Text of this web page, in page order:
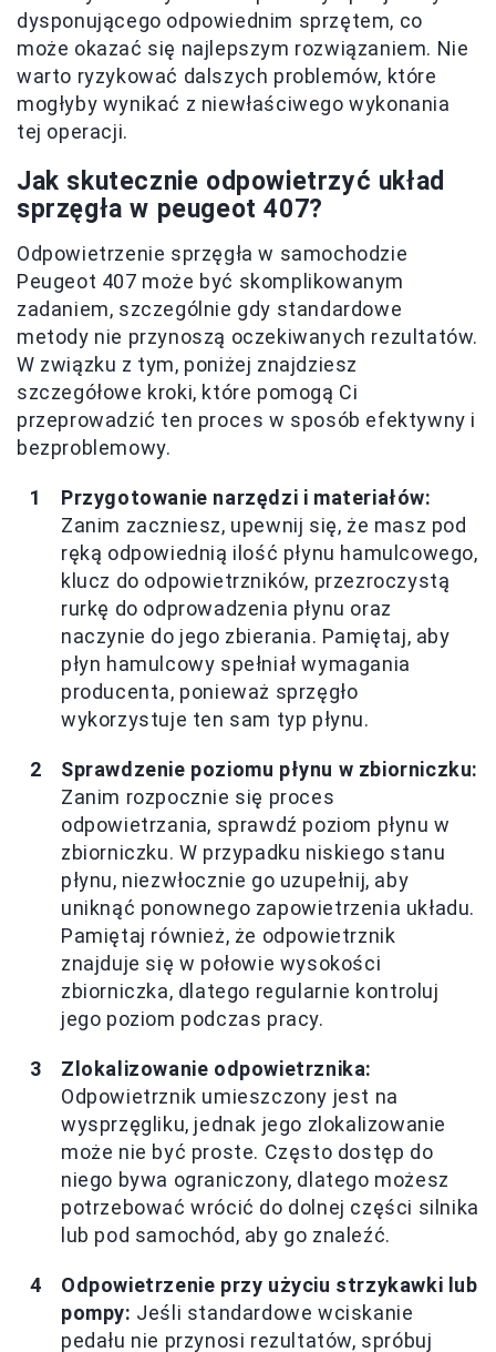
dysponującego odpowiednim sprzętem, co
może okazać się najlepszym rozwiązaniem. Nie
warto ryzykować dalszych problemów, które
mogłyby wynikać z niewłaściwego wykonania
tej operacji.
Jak skutecznie odpowietrzyć układ
sprzęgła w peugeot 407?
Odpowietrzenie sprzęgła w samochodzie
Peugeot 407 może być skomplikowanym
zadaniem, szczególnie gdy standardowe
metody nie przynoszą oczekiwanych rezultatów.
W związku z tym, poniżej znajdziesz
szczegółowe kroki, które pomogą Ci
przeprowadzić ten proces w sposób efektywny i
bezproblemowy.
Przygotowanie narzędzi i materiałów:
Zanim zaczniesz, upewnij się, że masz pod
ręką odpowiednią ilość płynu hamulcowego,
klucz do odpowietrzników, przezroczystą
rurkę do odprowadzenia płynu oraz
naczynie do jego zbierania. Pamiętaj, aby
płyn hamulcowy spełniał wymagania
producenta, ponieważ sprzęgło
wykorzystuje ten sam typ płynu.
Sprawdzenie poziomu płynu w zbiorniczku:
Zanim rozpocznie się proces
odpowietrzania, sprawdź poziom płynu w
zbiorniczku. W przypadku niskiego stanu
płynu, niezwłocznie go uzupełnij, aby
uniknąć ponownego zapowietrzenia układu.
Pamiętaj również, że odpowietrznik
znajduje się w połowie wysokości
zbiorniczka, dlatego regularnie kontroluj
jego poziom podczas pracy.
Zlokalizowanie odpowietrznika:
Odpowietrznik umieszczony jest na
wysprzęgliku, jednak jego zlokalizowanie
może nie być proste. Często dostęp do
niego bywa ograniczony, dlatego możesz
potrzebować wrócić do dolnej części silnika
lub pod samochód, aby go znaleźć.
Odpowietrzenie przy użyciu strzykawki lub
pompy: Jeśli standardowe wciskanie
pedału nie przynosi rezultatów, spróbuj